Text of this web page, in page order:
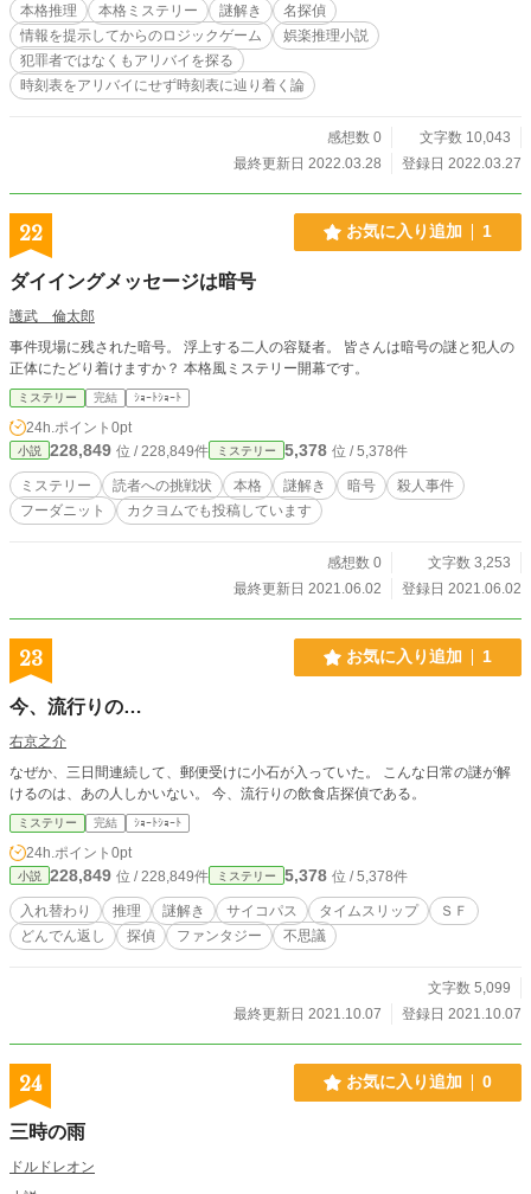
本格推理 本格ミステリー 謎解き
名探偵
情報を提示してからのロジックゲーム
娯楽推理小説
犯罪者ではなくもアリバイを探る
時刻表をアリバイにせず時刻表に辿り着く論
感想数 0
文字数 10,043
最終更新日 2022.03.28
登録日 2022.03.27
22 お気に入り追加 1
ダイイングメッセージは暗号
護武 倫太郎
事件現場に残された暗号。 浮上する二人の容疑者。 皆さんは暗号の謎と犯人の
正体にたどり着けますか？ 本格風ミステリー開幕です。
ミステリー 完結 ｼｮｰﾄｼｮｰﾄ
24h.ポイント 0pt
小説 228,849 位 / 228,849件 ミステリー 5,378 位 / 5,378件
ミステリー 読者への挑戦状 本格 謎解き 暗号
殺人事件
フーダニット
カクヨムでも投稿しています
感想数 0
文字数 3,253
最終更新日 2021.06.02
登録日 2021.06.02
23 お気に入り追加 1
今、流行りの…
右京之介
なぜか、三日間連続して、郵便受けに小石が入っていた。 こんな日常の謎が解
けるのは、あの人しかいない。 今、流行りの飲食店探偵である。
ミステリー 完結 ｼｮｰﾄｼｮｰﾄ
24h.ポイント 0pt
小説 228,849 位 / 228,849件 ミステリー 5,378 位 / 5,378件
入れ替わり 推理 謎解き サイコパス タイムスリップ
ＳＦ
どんでん返し
探偵 ファンタジー 不思議
文字数 5,099
最終更新日 2021.10.07
登録日 2021.10.07
24 お気に入り追加 0
三時の雨
ドルドレオン